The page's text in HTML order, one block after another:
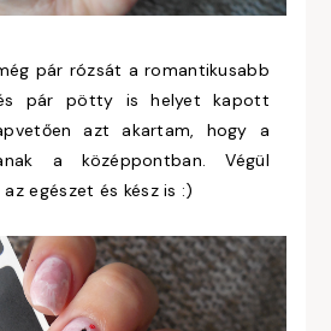
pár rózsát a romantikusabb
pár pötty is helyet kapott
azt akartam, hogy a
a középpontban. Végül
egészet és kész is :)